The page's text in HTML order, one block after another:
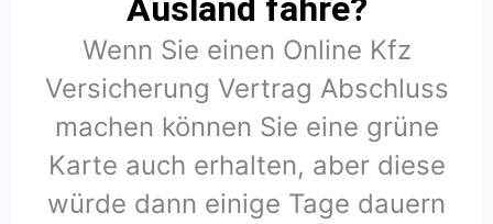
Ausland fahre?
Wenn Sie einen Online Kfz
Versicherung Vertrag Abschluss
machen können Sie eine grüne
Karte auch erhalten, aber diese
würde dann einige Tage dauern